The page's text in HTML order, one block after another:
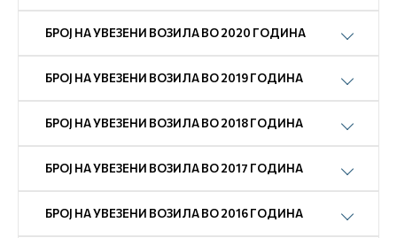
БРОЈ НА УВЕЗЕНИ ВОЗИЛА ВО 2020 ГОДИНА
БРОЈ НА УВЕЗЕНИ ВОЗИЛА ВО 2019 ГОДИНА
БРОЈ НА УВЕЗЕНИ ВОЗИЛА ВО 2018 ГОДИНА
БРОЈ НА УВЕЗЕНИ ВОЗИЛА ВО 2017 ГОДИНА
БРОЈ НА УВЕЗЕНИ ВОЗИЛА ВО 2016 ГОДИНА